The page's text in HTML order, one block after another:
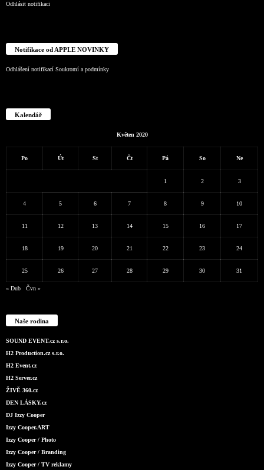
Odhlásit notifikaci
Notifikace od APPLE NOVINKY
Odhlášení notifikací Soukromí a podmínky
Kalendář
Květen 2020
Po Út St Čt Pá So Ne
1 2 3
4 5 6 7 8 9 10
11 12 13 14 15 16 17
18 19 20 21 22 23 24
25 26 27 28 29 30 31
« Dub Čvn »
Naše rodina
SOUND EVENT.cz s.r.o.
H2 Production.cz s.r.o.
H2 Event.cz
H2 Server.cz
ŽIVĚ 360.cz
DEN LÁSKY.cz
DJ Izzy Cooper
Izzy Cooper.ART
Izzy Cooper / Photo
Izzy Cooper / Branding
Izzy Cooper / TV reklamy